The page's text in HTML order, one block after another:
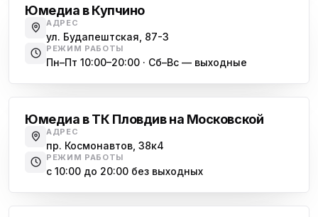
Юмедиа в Купчино
АДРЕС
ул. Будапештская, 87-3
РЕЖИМ РАБОТЫ
Пн–Пт 10:00–20:00 · Сб–Вс — выходные
Юмедиа в ТК Пловдив на Московской
АДРЕС
пр. Космонавтов, 38к4
РЕЖИМ РАБОТЫ
с 10:00 до 20:00 без выходных